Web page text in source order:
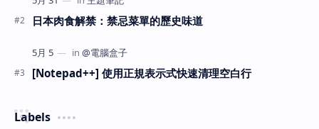
日本肉食解禁：禁忌菜單的歷史味道
[Notepad++] 使用正規表示式快速清理空白行
Labels